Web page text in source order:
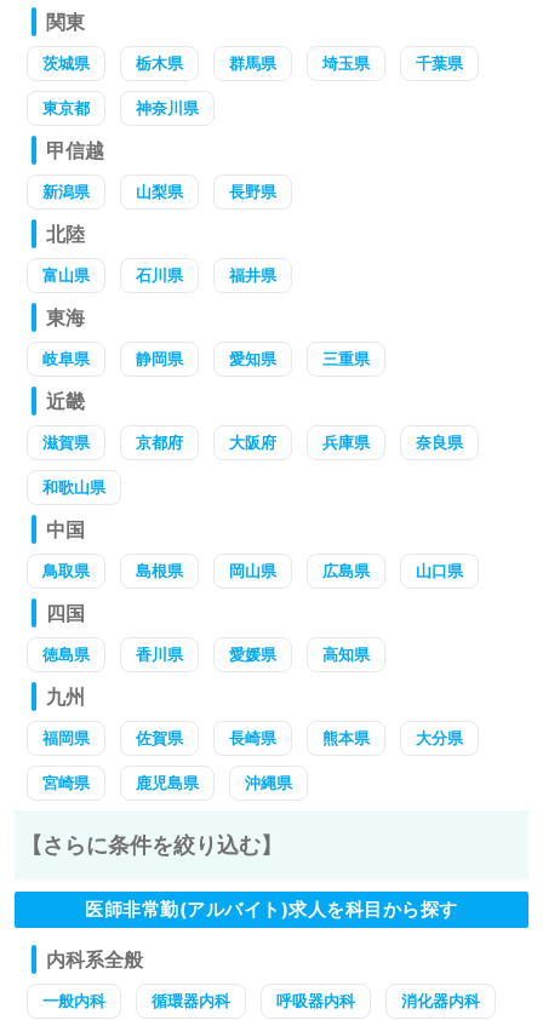
関東
茨城県 栃木県 群馬県 埼玉県 千葉県
東京都 神奈川県
甲信越
新潟県 山梨県 長野県
北陸
富山県 石川県 福井県
東海
岐阜県 静岡県 愛知県 三重県
近畿
滋賀県 京都府 大阪府 兵庫県 奈良県
和歌山県
中国
鳥取県 島根県 岡山県 広島県 山口県
四国
徳島県 香川県 愛媛県 高知県
九州
福岡県 佐賀県 長崎県 熊本県 大分県
宮崎県 鹿児島県 沖縄県
【さらに条件を絞り込む】
医師非常勤(アルバイト)求人を科目から探す
内科系全般
一般内科 循環器内科 呼吸器内科 消化器内科